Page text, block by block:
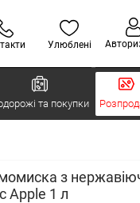
Улюблені
та покупки
з
Apple 1 л